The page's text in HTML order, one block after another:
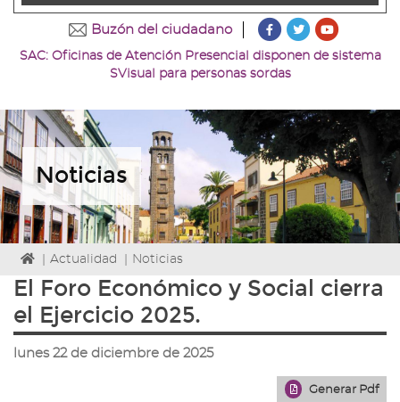
Buzón del ciudadano
???
Ir
a
página
de
Facebook
???
Ir
página
de
Twitter
Ir
canal
de
Youtube
SAC: Oficinas de Atención Presencial disponen de sistema
SVisual para personas sordas
Noticias
Icono
Home
para
ir
a
Actualidad Noticias
El Foro Económico y Social cierra
el Ejercicio 2025.
lunes 22 de diciembre de 2025
Generar Pdf